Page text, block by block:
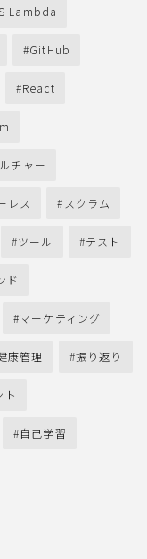
Lambda
GitHub
React
チャー
レス スクラム
ツール テスト
ド
マーケティング
康管理 振り返り
ト
自己学習